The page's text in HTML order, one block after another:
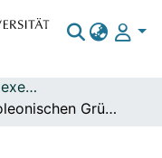
Elektronische Pflichtexemplare
Die Napoleonischen Gründungen Magdeburgs / Stadtplanungsamt Magdeburg ; Günther Korbel ...